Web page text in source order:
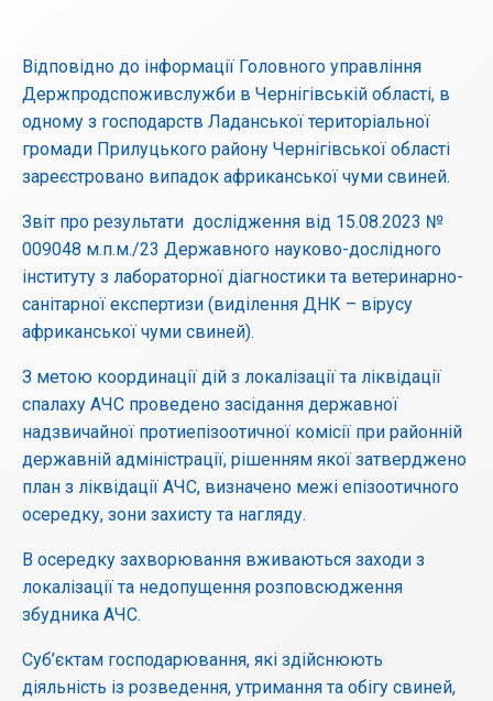
Відповідно до інформації Головного управління
Держпродспоживслужби в Чернігівській області, в
одному з господарств Ладанської територіальної
громади Прилуцького району Чернігівської області
зареєстровано випадок африканської чуми свиней.
Звіт про результати дослідження від 15.08.2023 №
009048 м.п.м./23 Державного науково-дослідного
інституту з лабораторної діагностики та ветеринарно-
санітарної експертизи (виділення ДНК – вірусу
африканської чуми свиней).
З метою координації дій з локалізації та ліквідації
спалаху АЧС проведено засідання державної
надзвичайної протиепізоотичної комісії при районній
державній адміністрації, рішенням якої затверджено
план з ліквідації АЧС, визначено межі епізоотичного
осередку, зони захисту та нагляду.
В осередку захворювання вживаються заходи з
локалізації та недопущення розповсюдження
збудника АЧС.
Суб’єктам господарювання, які здійснюють
діяльність із розведення, утримання та обігу свиней,